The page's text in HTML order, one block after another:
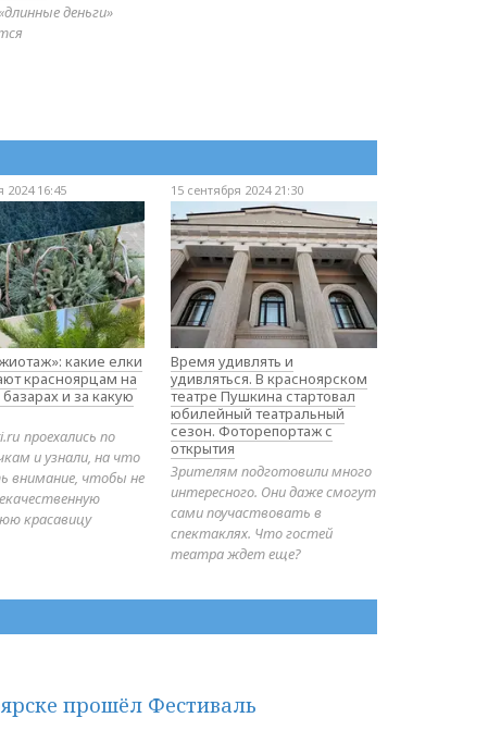
деньги»
2024 16:45
какие елки
красноярцам на
и за какую
проехались по
и узнали, на что
внимание, чтобы не
красавицу
15 сентября 2024 21:30
Время удивлять и
удивляться. В красноярском
театре Пушкина стартовал
юбилейный театральный
сезон. Фоторепортаж с
открытия
Зрителям подготовили много
интересного. Они даже смогут
сами поучаствовать в
спектаклях. Что гостей
театра ждет еще?
прошёл Фестиваль